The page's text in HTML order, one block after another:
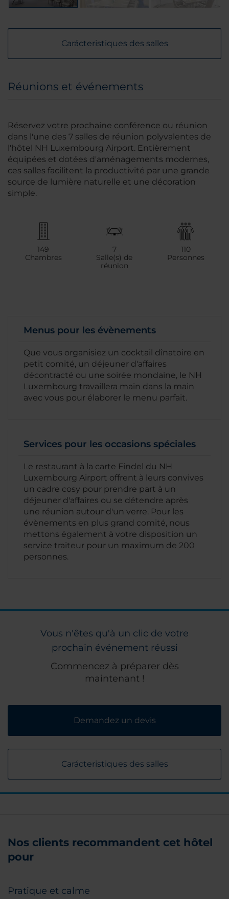
Carácteristiques des salles
Réunions et événements
Réservez votre prochaine conférence ou réunion
dans l'une des 7 salles de réunion polyvalentes de
l'hôtel NH Luxembourg Airport. Entièrement
équipées et dotées d'aménagements modernes,
ces salles facilitent la productivité par une grande
source de lumière naturelle et une décoration
simple.
149
Chambres
7
Salle(s) de
réunion
110
Personnes
Menus pour les évènements
Que vous organisiez un cocktail dînatoire en
petit comité, un déjeuner d'affaires
décontracté ou une soirée mondaine, le NH
Luxembourg travaillera main dans la main
avec vous pour élaborer le menu parfait.
Services pour les occasions spéciales
Le restaurant à la carte Findel du NH
Luxembourg Airport offrent à leurs convives
un cadre cosy pour prendre part à un
déjeuner d'affaires ou se détendre après
une réunion autour d'un verre. Pour les
évènements en plus grand comité, nous
mettons également à votre disposition un
service traiteur pour un maximum de 200
personnes.
Vous n'êtes qu'à un clic de votre
prochain événement réussi
Commencez à préparer dès
maintenant !
Demandez un devis
Carácteristiques des salles
Nos clients recommandent cet hôtel
pour
Pratique et calme